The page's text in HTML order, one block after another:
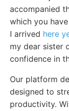
accompanied
which you
I arrived here
my dear sister
confidence in
Our platform
designed to
productivity.